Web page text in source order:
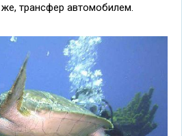
трансфер автомобилем.